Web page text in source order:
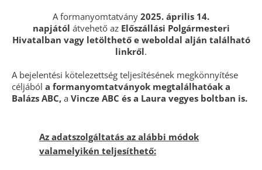
A formanyomtatvány 2025. április 14.
napjától átvehető az Előszállási Polgármesteri
Hivatalban vagy letölthető e weboldal alján található
linkről.
A bejelentési kötelezettség teljesítésének megkönnyítése
céljából a formanyomtatványok megtalálhatóak a
Balázs ABC, a Vincze ABC és a Laura vegyes boltban is.
Az adatszolgáltatás az alábbi módok
valamelyikén teljesíthető: